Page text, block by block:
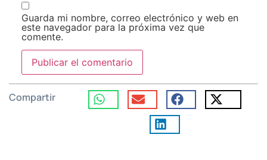
Guarda mi nombre, correo electrónico y web en
este navegador para la próxima vez que
comente.
Compartir